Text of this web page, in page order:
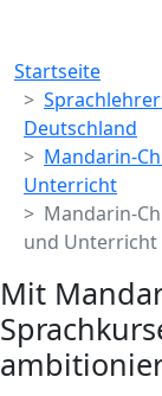
Startseite
Deutschland
Mandarin-
Unterricht
Mandarin-
und Unterricht
Mit